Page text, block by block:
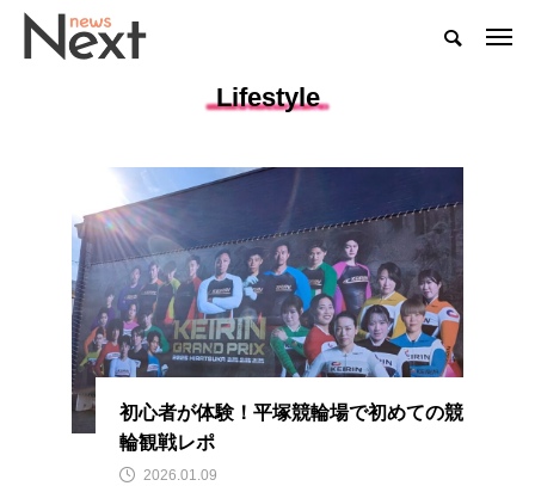
Lifestyle
初心者が体験！平塚競輪場で初めての競
輪観戦レポ
2026.01.09